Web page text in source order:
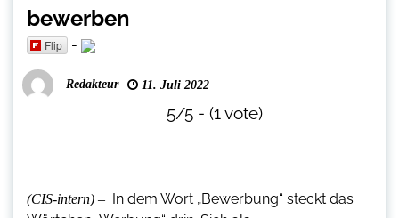
bewerben
Flip -
Redakteur 11. Juli 2022
5/5 - (1 vote)
(CIS-intern) – In dem Wort „Bewerbung“ steckt das